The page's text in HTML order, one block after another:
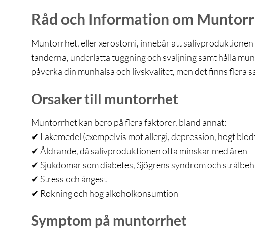
Råd och Information om
Muntorrhet, eller xerostomi, innebär att
tänderna, underlätta tuggning och sväljning samt hålla
påverka din munhälsa och livskvalitet, men det finns flera
Orsaker till muntorrhet
Muntorrhet kan bero på flera faktorer, bland annat:
✔ Läkemedel (exempelvis mot allergi, depression, högt
✔ Åldrande, då salivproduktionen ofta minskar med åren
✔ Sjukdomar som diabetes, Sjögrens syndrom och
✔ Stress och ångest
✔ Rökning och hög alkoholkonsumtion
Symptom på muntorrhet